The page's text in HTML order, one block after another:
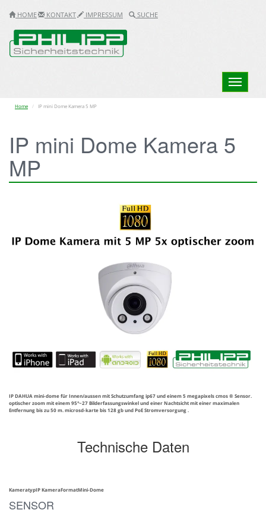
HOME KONTAKT IMPRESSUM SUCHE
Toggle
navigation
Home IP mini Dome Kamera 5 MP
IP mini Dome Kamera 5
MP
IP DAHUA mini-dome für Innen/aussen mit Schutzumfang ip67 und einem 5 megapixels cmos ® Sensor.
optischer zoom mit einem 95°~27 Bilderfassungswinkel und einer Nachtsicht mit einer maximalen
Entfernung bis zu 50 m. microsd-karte bis 128 gb und PoE Stromversorgung .
Technische Daten
KameratypIP KameraFormatMini-Dome
SENSOR